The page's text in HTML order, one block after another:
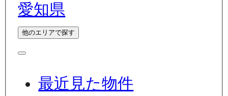
愛知県
他のエリアで探す
最近見た物件